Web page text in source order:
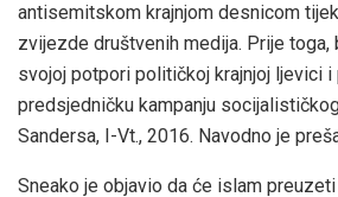
antisemitskom krajnjom desnicom
zvijezde društvenih medija. Prije toga,
svojoj potpori političkoj krajnjoj ljevici i
predsjedničku kampanju
Sandersa, I-Vt., 2016. Navodno je
Sneako je objavio da će islam